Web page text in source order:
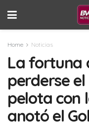
Home Noticias
La fortuna
perderse
pelota con
anotó el